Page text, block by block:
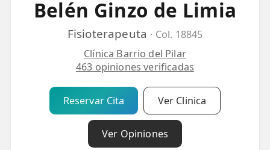
💆‍♀️ Tratamientos
😓 Síntomas
📰 Blog
🏢 Empresas
Belén Ginzo de Limia
Fisioterapeuta · Col. 18845
Clínica Barrio del Pilar
463 opiniones verificadas
Reservar Cita Ver Clinica
Ver Opiniones